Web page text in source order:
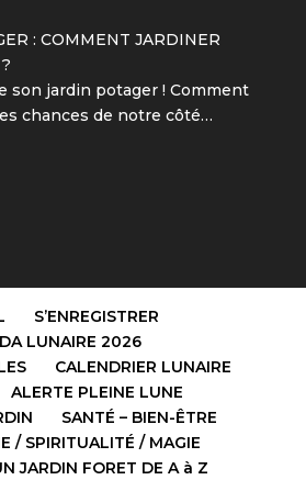
: COMMENT JARDINER
son jardin potager ! Comment
chances de notre côté…
S’ENREGISTRER
LUNAIRE 2026
CALENDRIER LUNAIRE
ALERTE PLEINE LUNE
SANTÉ – BIEN-ÊTRE
/ SPIRITUALITÉ / MAGIE
JARDIN FORET DE A à Z